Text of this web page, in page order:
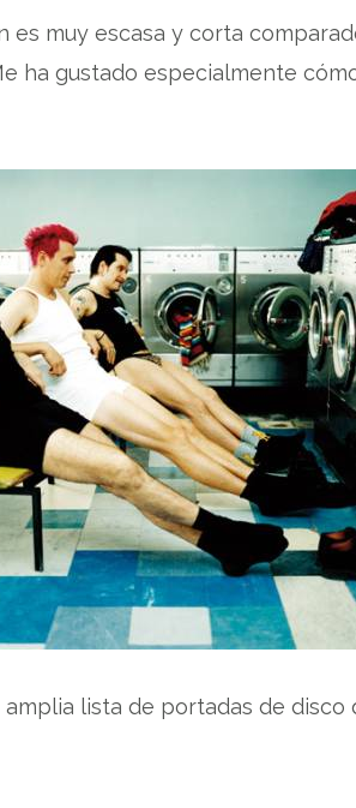
es muy escasa y corta
ha gustado especialmente
lista de portadas de disco